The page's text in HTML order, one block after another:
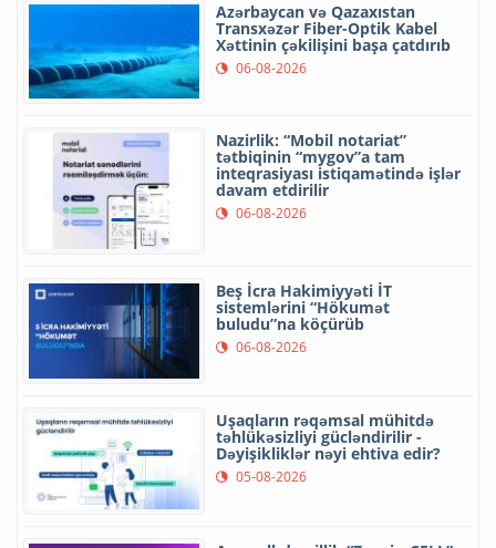
Azərbaycan və Qazaxıstan
Transxəzər Fiber-Optik Kabel
Xəttinin çəkilişini başa çatdırıb
06-08-2026
Nazirlik: “Mobil notariat”
tətbiqinin “mygov”a tam
inteqrasiyası istiqamətində işlər
davam etdirilir
06-08-2026
Beş İcra Hakimiyyəti İT
sistemlərini “Hökumət
buludu”na köçürüb
06-08-2026
Uşaqların rəqəmsal mühitdə
təhlükəsizliyi gücləndirilir -
Dəyişikliklər nəyi ehtiva edir?
05-08-2026